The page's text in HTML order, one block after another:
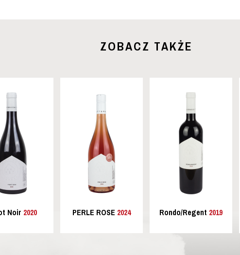
ZOBACZ TAKŻE
Noir 2020 PERLE ROSE 2024 Rondo/Regent 2019